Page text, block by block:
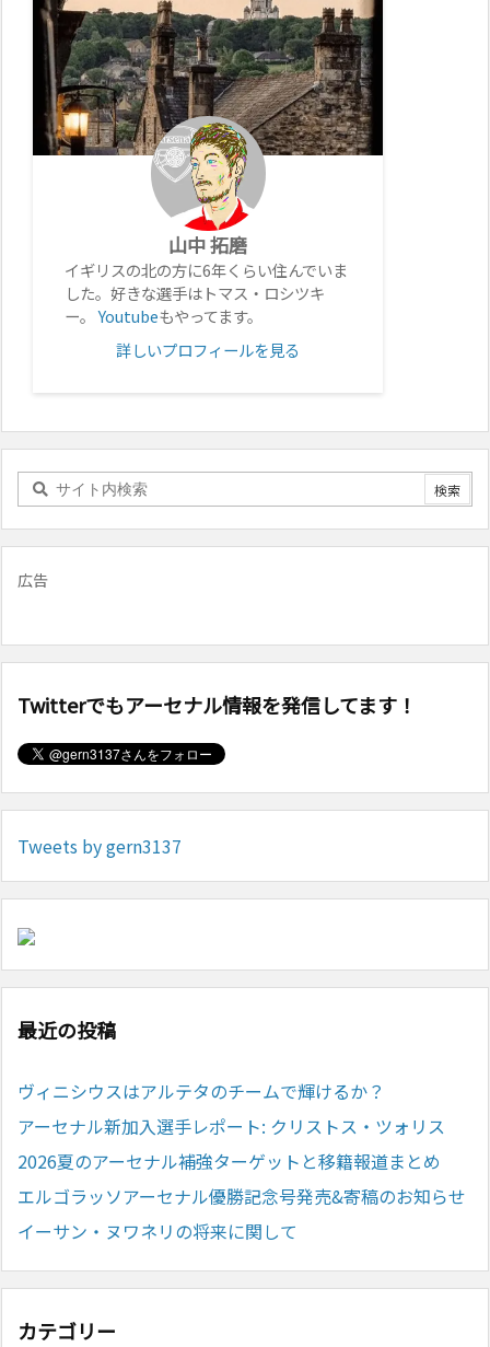
山中 拓磨
イギリスの北の方に6年くらい住んでいま
した。好きな選手はトマス・ロシツキ
ー。Youtubeもやってます。
詳しいプロフィールを見る
広告
Twitterでもアーセナル情報を発信してます！
Tweets by gern3137
最近の投稿
ヴィニシウスはアルテタのチームで輝けるか？
アーセナル新加入選手レポート: クリストス・ツォリス
2026夏のアーセナル補強ターゲットと移籍報道まとめ
エルゴラッソアーセナル優勝記念号発売&寄稿のお知らせ
イーサン・ヌワネリの将来に関して
カテゴリー